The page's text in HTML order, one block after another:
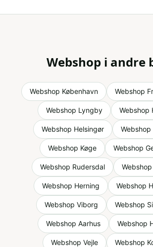
Webshop i andre
Webshop København Webshop
Webshop Lyngby Webshop
Webshop Helsingør Webshop
Webshop Køge Webshop
Webshop Rudersdal Webshop
Webshop Herning Webshop
Webshop Viborg Webshop
Webshop Aarhus Webshop
Webshop Vejle Webshop